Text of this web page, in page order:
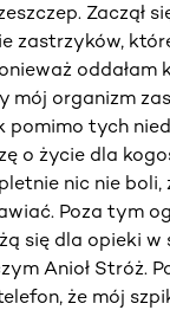
Zaczął
zastrzyków,
oddałam
mój organizm
pomimo tych
o życie dla
nic nie boli,
Poza tym
się dla opieki w
Anioł Stróż.
że mój